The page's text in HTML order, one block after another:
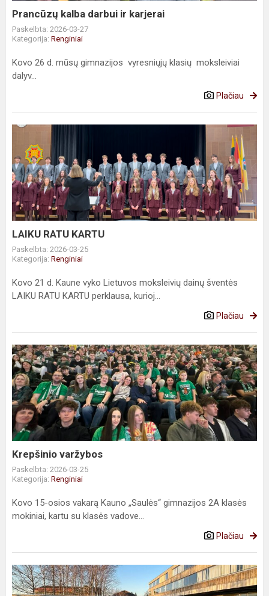
Prancūzų kalba darbui ir karjerai
Paskelbta: 2026-03-27
Kategorija: Renginiai
Kovo 26 d. mūsų gimnazijos vyresniųjų klasių moksleiviai
dalyv...
Plačiau
LAIKU
RATU
KARTU
LAIKU RATU KARTU
Paskelbta: 2026-03-25
Kategorija: Renginiai
Kovo 21 d. Kaune vyko Lietuvos moksleivių dainų šventės
LAIKU RATU KARTU perklausa, kurioj...
Plačiau
Krepšinio
varžybos
Krepšinio varžybos
Paskelbta: 2026-03-25
Kategorija: Renginiai
Kovo 15-osios vakarą Kauno „Saulės“ gimnazijos 2A klasės
mokiniai, kartu su klasės vadove...
Plačiau
Tūkstantmečio
mokyklų